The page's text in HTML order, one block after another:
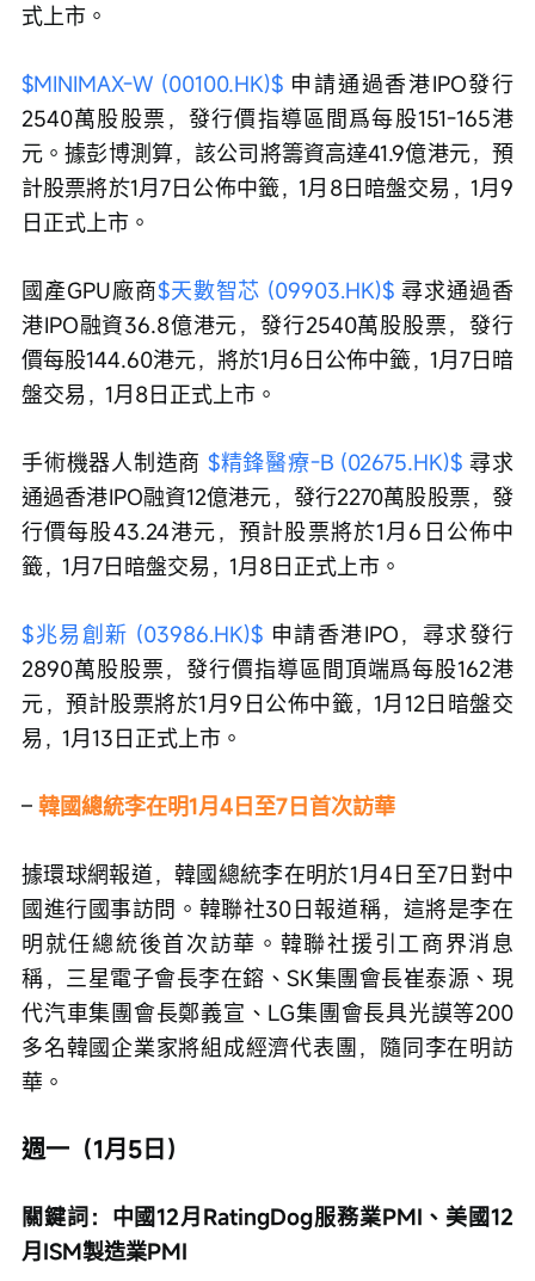
式上市。
$MINIMAX-W (00100.HK)$ 申請通過香港IPO發行
2540萬股股票，發行價指導區間爲每股151-165港
元。據彭博測算，該公司將籌資高達41.9億港元，預
計股票將於1月7日公佈中籤，1月8日暗盤交易，1月9
日正式上市。
國產GPU廠商$天數智芯 (09903.HK)$ 尋求通過香
港IPO融資36.8億港元，發行2540萬股股票，發行
價每股144.60港元，將於1月6日公佈中籤，1月7日暗
盤交易，1月8日正式上市。
手術機器人制造商 $精鋒醫療-B (02675.HK)$ 尋求
通過香港IPO融資12億港元，發行2270萬股股票，發
行價每股43.24港元，預計股票將於1月6日公佈中
籤，1月7日暗盤交易，1月8日正式上市。
$兆易創新 (03986.HK)$ 申請香港IPO，尋求發行
2890萬股股票，發行價指導區間頂端爲每股162港
元，預計股票將於1月9日公佈中籤，1月12日暗盤交
易，1月13日正式上市。
– 韓國總統李在明1月4日至7日首次訪華
據環球網報道，韓國總統李在明於1月4日至7日對中
國進行國事訪問。韓聯社30日報道稱，這將是李在
明就任總統後首次訪華。韓聯社援引工商界消息
稱，三星電子會長李在鎔、SK集團會長崔泰源、現
代汽車集團會長鄭義宣、LG集團會長具光謨等200
多名韓國企業家將組成經濟代表團，隨同李在明訪
華。
週一（1月5日）
關鍵詞：中國12月RatingDog服務業PMI、美國12
月ISM製造業PMI